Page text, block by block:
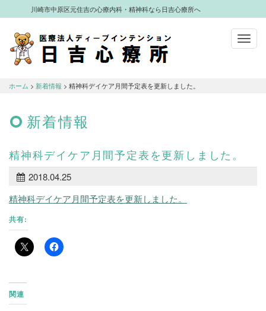
川崎市中原区元住吉の心療内科・精神科なら日吉心療所へ
なら日吉心療所へ
ホーム > 新着情報 > 精神科デイケア月間予定表を更新しました。
新着情報
精神科デイケア月間予定表を更新しました。
2018.04.25
精神科デイケア月間予定表を更新しました。
共有:
関連